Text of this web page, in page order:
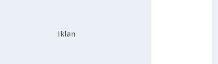
Iklan